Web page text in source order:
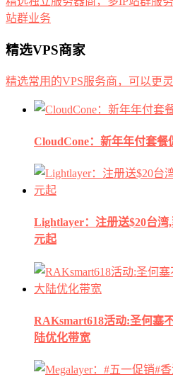
站群业务
精选VPS商家
精选常用的VPS服务商，可以更
CloudCone：新年年付套餐
Lightlayer：注册送$20台
元起
RAKsmart618活动:圣何塞
陆优化带宽